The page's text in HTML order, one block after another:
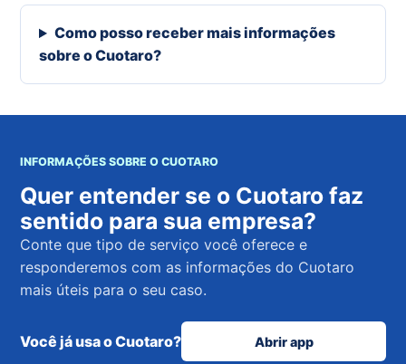
Como posso receber mais informações
sobre o Cuotaro?
INFORMAÇÕES SOBRE O CUOTARO
Quer entender se o Cuotaro faz
sentido para sua empresa?
Conte que tipo de serviço você oferece e
responderemos com as informações do Cuotaro
mais úteis para o seu caso.
Você já usa o Cuotaro? Abrir app